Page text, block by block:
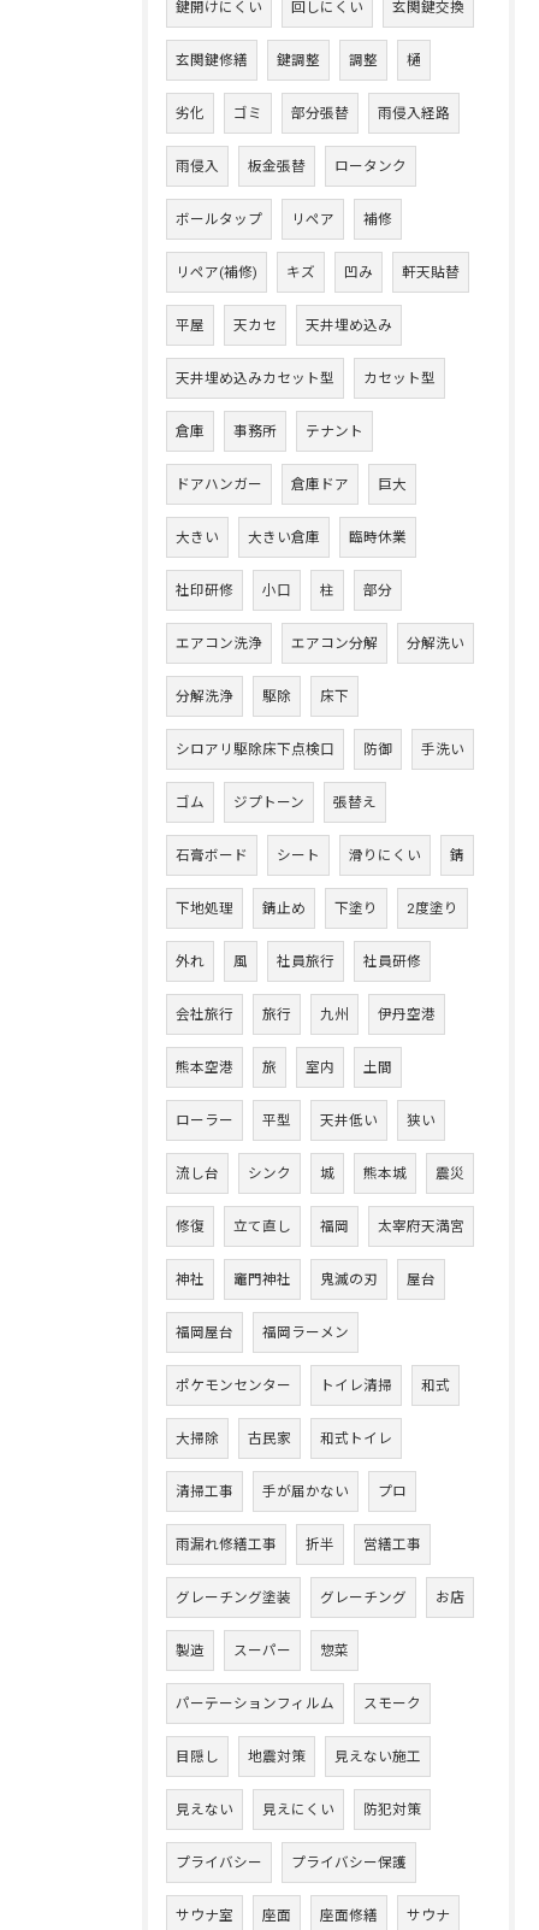
鍵開けにくい 回しにくい 玄関鍵交換
玄関鍵修繕 鍵調整 調整 樋
劣化 ゴミ 部分張替 雨侵入経路
雨侵入 板金張替 ロータンク
ボールタップ リペア 補修
リペア(補修) キズ 凹み 軒天貼替
平屋 天カセ 天井埋め込み
天井埋め込みカセット型 カセット型
倉庫 事務所 テナント
ドアハンガー 倉庫ドア 巨大
大きい 大きい倉庫 臨時休業
社印研修 小口 柱 部分
エアコン洗浄 エアコン分解 分解洗い
分解洗浄 駆除 床下
シロアリ駆除床下点検口 防御 手洗い
ゴム ジプトーン 張替え
石膏ボード シート 滑りにくい 錆
下地処理 錆止め 下塗り 2度塗り
外れ 風 社員旅行 社員研修
会社旅行 旅行 九州 伊丹空港
熊本空港 旅 室内 土間
ローラー 平型 天井低い 狭い
流し台 シンク 城 熊本城 震災
修復 立て直し 福岡 太宰府天満宮
神社 竈門神社 鬼滅の刃 屋台
福岡屋台 福岡ラーメン
ポケモンセンター トイレ清掃 和式
大掃除 古民家 和式トイレ
清掃工事 手が届かない プロ
雨漏れ修繕工事 折半 営繕工事
グレーチング塗装 グレーチング お店
製造 スーパー 惣菜
パーテーションフィルム スモーク
目隠し 地震対策 見えない施工
見えない 見えにくい 防犯対策
プライバシー プライバシー保護
サウナ室 座面 座面修繕 サウナ